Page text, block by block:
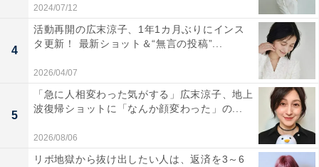
2024/07/12
4
活動再開の広末涼子、1年1カ月ぶりにインス
タ更新！ 最新ショット＆“無言の投稿”...
2026/04/07
5
「急に人相変わった気がする」広末涼子、地上
波復帰ショットに「なんか顔変わった」の...
2026/08/06
リボ地獄から抜け出したい人は、返済を3～6